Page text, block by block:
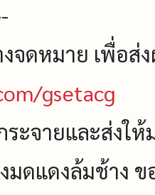
จดหมาย เพื่อส่
gsetacg
ะจายและส่งใ
ดแดงล้มช้าง ข